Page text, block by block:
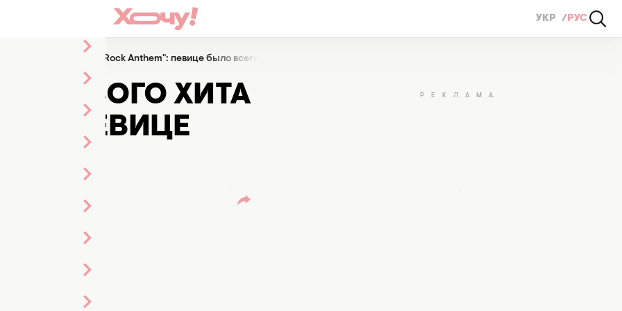
УКР РУС
хита "Party Rock Anthem": певице было всего 37 лет
ХИТА
ПЕВИЦЕ